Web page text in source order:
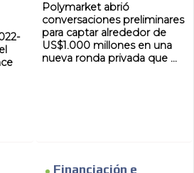
Polymarket abrió
conversaciones preliminares
para captar alrededor de
US$1.000 millones en una
nueva ronda privada que ...
Financiación e